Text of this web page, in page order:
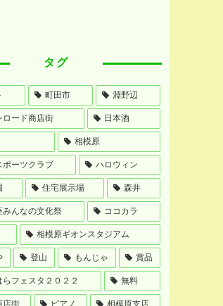
タグ
町田市 淵野辺
ロード商店街 日本酒
相模原
ポーツクラブ ハロウィン
住宅展示場 森井
みんなの文化祭 ココカラ
相模原ギオンスタジアム
登山 もんじゃ 賞品
らフェスタ２０２２ 無料
店街 ピアノ 相模原支店